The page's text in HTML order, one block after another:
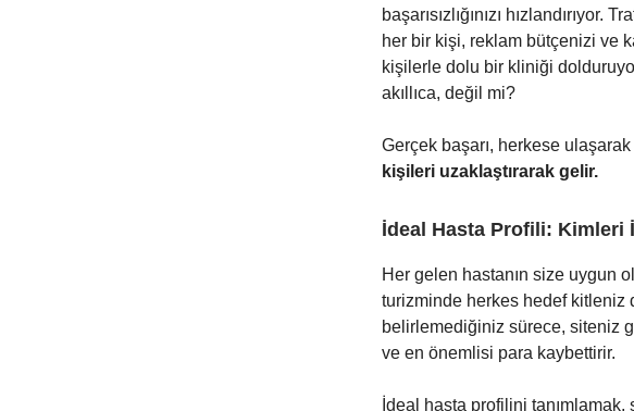
başarısızlığınızı
her bir kişi, reklam bütçenizi ve
kişilerle dolu bir kliniği
akıllıca, değil mi?
Gerçek başarı, herkese
kişileri uzaklaştırarak gelir.
İdeal Hasta Profili: Kimleri
Her gelen hastanın size uygun
turizminde herkes hedef kitleniz
belirlemediğiniz sürece, siteniz
ve en önemlisi para kaybettirir.
İdeal hasta profilini